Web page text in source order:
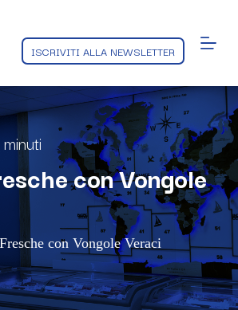
ISCRIVITI ALLA NEWSLETTER
con Vongole
con Vongole Veraci